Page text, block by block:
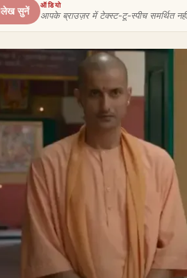
लेख सुनें
ऑडियो
आपके ब्राउज़र में टेक्स्ट-टू-स्पीच समर्थित